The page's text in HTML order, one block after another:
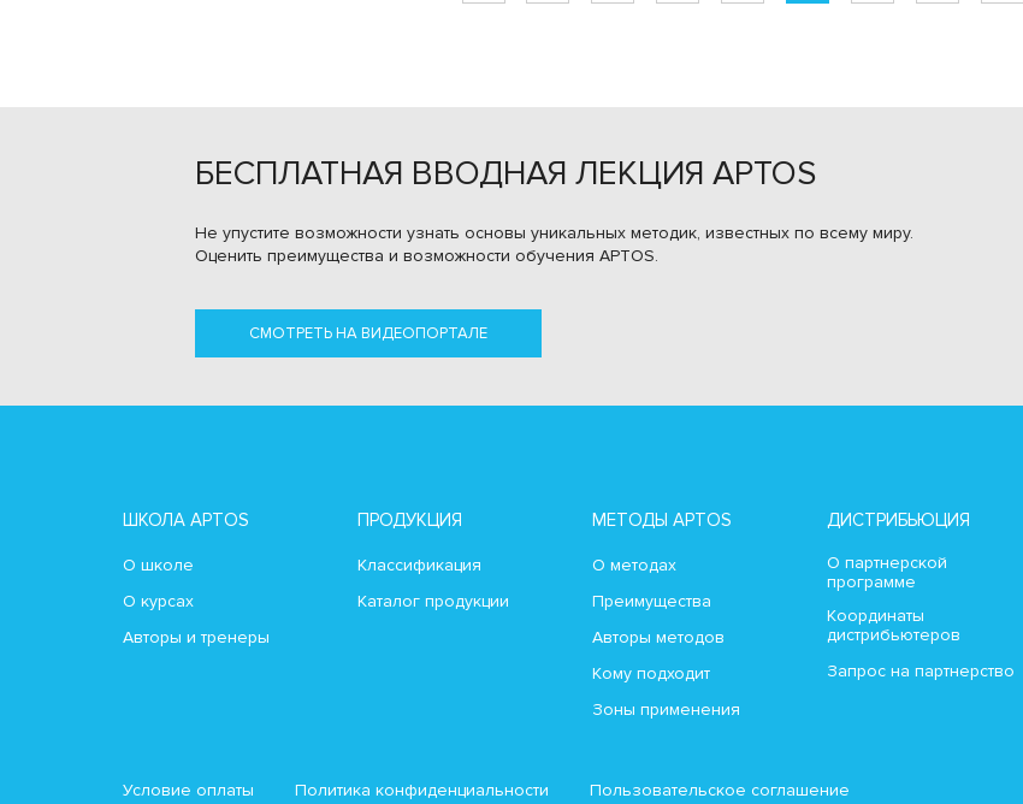
БЕСПЛАТНАЯ ВВОДНАЯ ЛЕКЦИЯ APTOS
Не упустите возможности узнать основы уникальных методик, известных по всему миру.
Оценить преимущества и возможности обучения APTOS.
СМОТРЕТЬ НА ВИДЕОПОРТАЛЕ
ШКОЛА APTOS
О школе
О курсах
Авторы и тренеры
ПРОДУКЦИЯ
Классификация
Каталог продукции
МЕТОДЫ APTOS
О методах
Преимущества
Авторы методов
Кому подходит
Зоны применения
ДИСТРИБЬЮЦИЯ
О партнерской
программе
Координаты
дистрибьютеров
Запрос на партнерство
Условие оплаты Политика конфиденциальности Пользовательское соглашение